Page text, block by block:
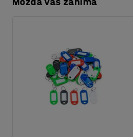
Procjena vremena: 5 Min
Preuzmite upute za
Preuzmite korisnički